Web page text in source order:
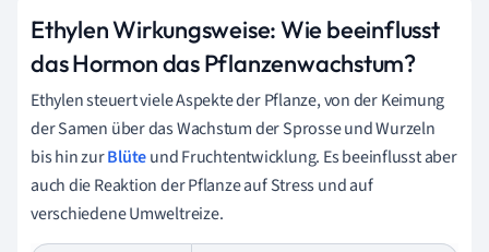
Ethylen Wirkungsweise: Wie beeinflusst
das Hormon das Pflanzenwachstum?
Ethylen steuert viele Aspekte der Pflanze, von der Keimung
der Samen über das Wachstum der Sprosse und Wurzeln
bis hin zurBlüteund Fruchtentwicklung. Es beeinflusst aber
auch die Reaktion der Pflanze auf Stress und auf
verschiedene Umweltreize.